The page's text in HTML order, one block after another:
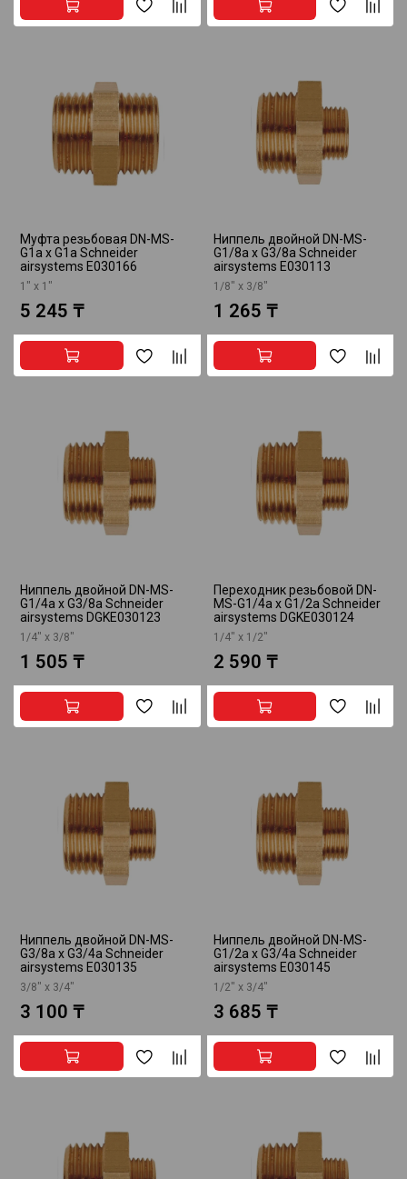
Муфта резьбовая DN-MS-
G1a x G1a Schneider
airsystems E030166
1" х 1"
5 245 ₸
Ниппель двойной DN-MS-
G1/8a x G3/8a Schneider
airsystems E030113
1/8" х 3/8"
1 265 ₸
Ниппель двойной DN-MS-
G1/4a x G3/8a Schneider
airsystems DGKE030123
1/4" х 3/8"
1 505 ₸
Переходник резьбовой DN-
MS-G1/4a x G1/2a Schneider
airsystems DGKE030124
1/4" х 1/2"
2 590 ₸
Ниппель двойной DN-MS-
G3/8a x G3/4a Schneider
airsystems E030135
3/8" х 3/4"
3 100 ₸
Ниппель двойной DN-MS-
G1/2a x G3/4a Schneider
airsystems E030145
1/2" х 3/4"
3 685 ₸